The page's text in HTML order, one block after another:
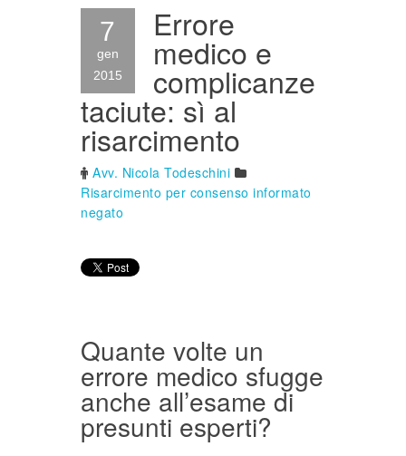
7
gen
2015
Errore
medico e
complicanze
taciute: sì al
risarcimento
Avv. Nicola Todeschini
Risarcimento per consenso informato
negato
Quante volte un
errore medico sfugge
anche all’esame di
presunti esperti?